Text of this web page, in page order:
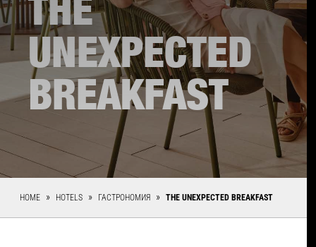
THE
UNEXPECTED
BREAKFAST
HOME HOTELS ГАСТРОНОМИЯ THE UNEXPECTED BREAKFAST